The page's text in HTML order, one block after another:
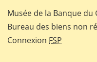
Musée de la Banque du
Bureau des biens non
Connexion FSP